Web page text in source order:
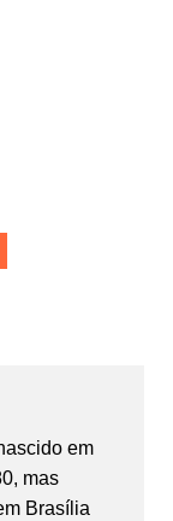
em
mas
Brasília